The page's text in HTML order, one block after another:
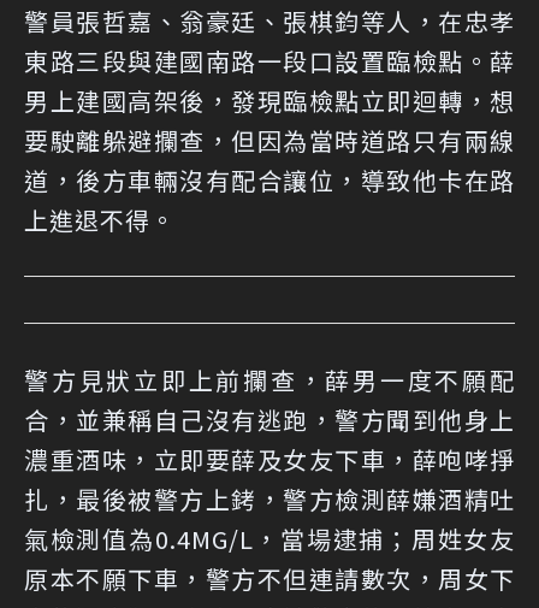
警員張哲嘉、翁豪廷、張棋鈞等人，在忠孝
東路三段與建國南路一段口設置臨檢點。薛
男上建國高架後，發現臨檢點立即迴轉，想
要駛離躲避攔查，但因為當時道路只有兩線
道，後方車輛沒有配合讓位，導致他卡在路
上進退不得。
警方見狀立即上前攔查，薛男一度不願配
合，並兼稱自己沒有逃跑，警方聞到他身上
濃重酒味，立即要薛及女友下車，薛咆哮掙
扎，最後被警方上銬，警方檢測薛嫌酒精吐
氣檢測值為0.4MG/L，當場逮捕；周姓女友
原本不願下車，警方不但連請數次，周女下